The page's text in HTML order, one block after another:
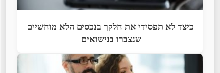
כיצד לא תפסידי את חלקך בנכסים הלא מוחשיים
שנצברו בנישואים